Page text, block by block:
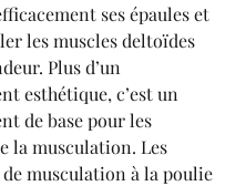
ses épaules et
les muscles deltoïdes
Plus d’un
esthétique, c’est un
de base pour les
la musculation. Les
musculation à la poulie